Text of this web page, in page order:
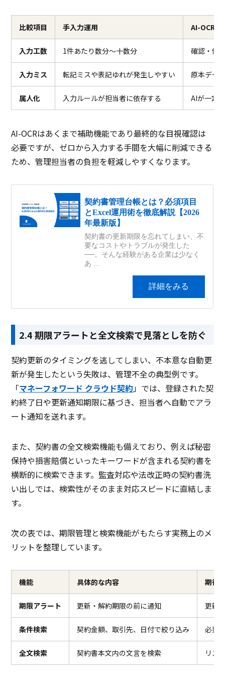
比較項目 手入力運用 AI-OCR活
入力工数 1件あたり数分〜十数分 確認・修
入力ミス 転記ミスや表記ゆれが発生しやすい 原本デー
属人化 入力ルールが担当者に依存する AIが一定
AI-OCRはあくまで補助機能であり最終的な目視確認は
必要ですが、ゼロから入力する手間を大幅に削減できる
ため、管理担当者の負担を軽減しやすくなります。
2.4 期限アラートと全文検索で見落としを防ぐ
契約更新のタイミングを逃してしまい、不本意な自動更
新が発生したという失敗は、管理不全の典型例です。
「マネーフォワード クラウド契約 」では、登録された契
約終了日や更新通知期限に基づき、担当者へ自動でアラ
ート通知を送れます。
また、契約書の全文検索機能も備えており、例えば秘密
保持や損害賠償といったキーワードが含まれる契約書を
横断的に検索できます。監査対応や法改正時の契約書洗
い出しでは、検索性がそのまま対応スピードに直結しま
す。
次の表では、期限管理と検索機能がもたらす実務上のメ
リットを整理しています。
機能 具体的な内容 期待
期限アラート 更新・解約期限の前に通知 更新
条件検索 契約金額、取引先、日付で絞り込み 必要
全文検索 契約書本文内の文言を検索 リス